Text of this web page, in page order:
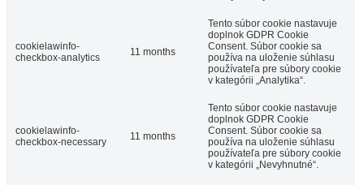
cookielawinfo-
checkbox-analytics
11 months
Tento súbor cookie nastavuje
doplnok GDPR Cookie
Consent. Súbor cookie sa
používa na uloženie súhlasu
používateľa pre súbory cookie
v kategórii „Analytika“.
cookielawinfo-
checkbox-necessary
11 months
Tento súbor cookie nastavuje
doplnok GDPR Cookie
Consent. Súbor cookie sa
používa na uloženie súhlasu
používateľa pre súbory cookie
v kategórii „Nevyhnutné“.